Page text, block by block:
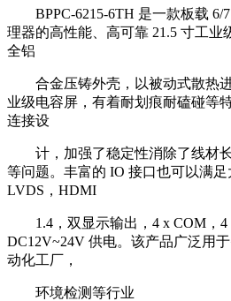
BPPC-6215-6TH 是一款板载 6/7
理器的高性能、高可靠 21.5 寸工业
全铝
合金压铸外壳，以被动式散热进
业级电容屏，有着耐划痕耐磕碰等
连接设
计，加强了稳定性消除了线材长
等问题。丰富的 IO 接口也可以满足
LVDS，HDMI
1.4，双显示输出，4 x COM，4
DC12V~24V 供电。该产品广泛用
动化工厂，
环境检测等行业